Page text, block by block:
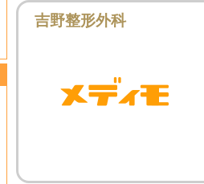
吉野整形外科